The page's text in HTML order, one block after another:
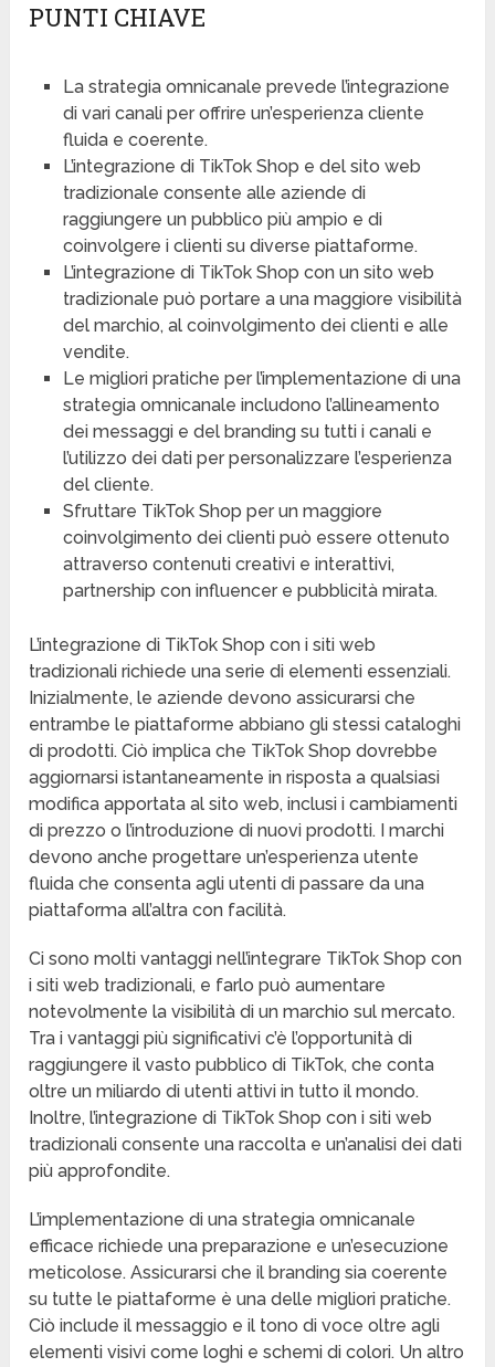
PUNTI CHIAVE
La strategia omnicanale prevede l’integrazione
di vari canali per offrire un’esperienza cliente
fluida e coerente.
L’integrazione di TikTok Shop e del sito web
tradizionale consente alle aziende di
raggiungere un pubblico più ampio e di
coinvolgere i clienti su diverse piattaforme.
L’integrazione di TikTok Shop con un sito web
tradizionale può portare a una maggiore visibilità
del marchio, al coinvolgimento dei clienti e alle
vendite.
Le migliori pratiche per l’implementazione di una
strategia omnicanale includono l’allineamento
dei messaggi e del branding su tutti i canali e
l’utilizzo dei dati per personalizzare l’esperienza
del cliente.
Sfruttare TikTok Shop per un maggiore
coinvolgimento dei clienti può essere ottenuto
attraverso contenuti creativi e interattivi,
partnership con influencer e pubblicità mirata.
L’integrazione di TikTok Shop con i siti web
tradizionali richiede una serie di elementi essenziali.
Inizialmente, le aziende devono assicurarsi che
entrambe le piattaforme abbiano gli stessi cataloghi
di prodotti. Ciò implica che TikTok Shop dovrebbe
aggiornarsi istantaneamente in risposta a qualsiasi
modifica apportata al sito web, inclusi i cambiamenti
di prezzo o l’introduzione di nuovi prodotti. I marchi
devono anche progettare un’esperienza utente
fluida che consenta agli utenti di passare da una
piattaforma all’altra con facilità.
Ci sono molti vantaggi nell’integrare TikTok Shop con
i siti web tradizionali, e farlo può aumentare
notevolmente la visibilità di un marchio sul mercato.
Tra i vantaggi più significativi c’è l’opportunità di
raggiungere il vasto pubblico di TikTok, che conta
oltre un miliardo di utenti attivi in tutto il mondo.
Inoltre, l’integrazione di TikTok Shop con i siti web
tradizionali consente una raccolta e un’analisi dei dati
più approfondite.
L’implementazione di una strategia omnicanale
efficace richiede una preparazione e un’esecuzione
meticolose. Assicurarsi che il branding sia coerente
su tutte le piattaforme è una delle migliori pratiche.
Ciò include il messaggio e il tono di voce oltre agli
elementi visivi come loghi e schemi di colori. Un altro